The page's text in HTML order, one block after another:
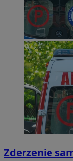
Zderzenie